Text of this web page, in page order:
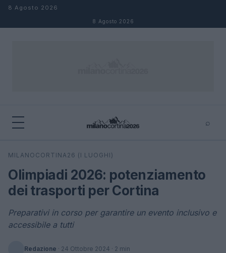
Salta al contenuto
8 Agosto 2026
8 Agosto 2026
⌕
Cerca
MILANOCORTINA26 (I LUOGHI)
Olimpiadi 2026: potenziamento
dei trasporti per Cortina
Preparativi in corso per garantire un evento inclusivo e
accessibile a tutti
Redazione · 24 Ottobre 2024 · 2 min